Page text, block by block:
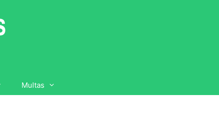
Multas